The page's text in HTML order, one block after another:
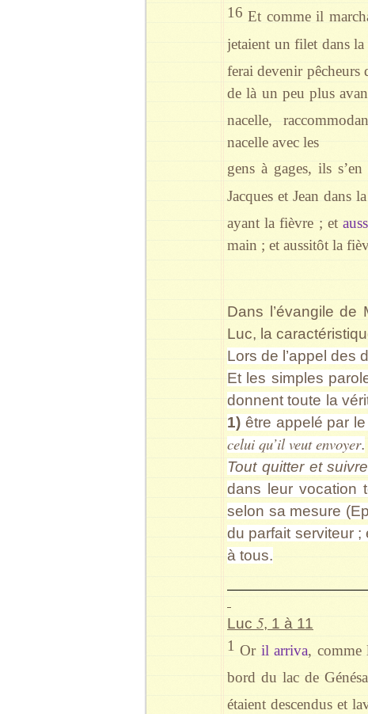
16 Et comme il
jetaient un filet dans la
ferai devenir pêcheurs
de là un peu plus
nacelle,
nacelle avec les
gens à gages, ils
Jacques et Jean dans
ayant la fièvre ; et
main ; et aussitôt la
Dans l’évangile
Luc, la
Lors de l’appel des
Et les simples
donnent toute la
1) être appelé par
celui qu’il veut envoyer.
Tout quitter et
dans leur vocation
selon sa mesure
du parfait serviteur ;
à tous.
Luc 5, 1 à 11
1 Or il arriva, comme
bord du lac de
étaient descendus et